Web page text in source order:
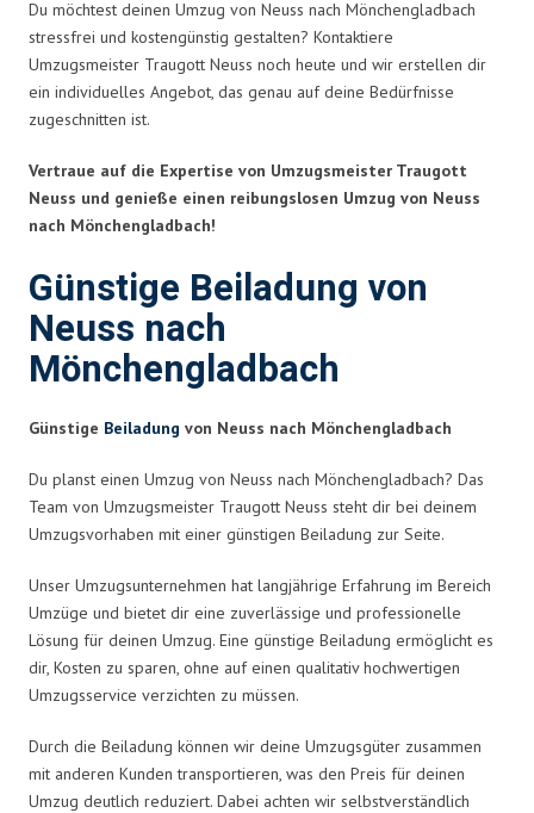
Du möchtest deinen Umzug von Neuss nach Mönchengladbach
stressfrei und kostengünstig gestalten? Kontaktiere
Umzugsmeister Traugott Neuss noch heute und wir erstellen dir
ein individuelles Angebot, das genau auf deine Bedürfnisse
zugeschnitten ist.
Vertraue auf die Expertise von Umzugsmeister Traugott
Neuss und genieße einen reibungslosen Umzug von Neuss
nach Mönchengladbach!
Günstige Beiladung von
Neuss nach
Mönchengladbach
Günstige Beiladung von Neuss nach Mönchengladbach
Du planst einen Umzug von Neuss nach Mönchengladbach? Das
Team von Umzugsmeister Traugott Neuss steht dir bei deinem
Umzugsvorhaben mit einer günstigen Beiladung zur Seite.
Unser Umzugsunternehmen hat langjährige Erfahrung im Bereich
Umzüge und bietet dir eine zuverlässige und professionelle
Lösung für deinen Umzug. Eine günstige Beiladung ermöglicht es
dir, Kosten zu sparen, ohne auf einen qualitativ hochwertigen
Umzugsservice verzichten zu müssen.
Durch die Beiladung können wir deine Umzugsgüter zusammen
mit anderen Kunden transportieren, was den Preis für deinen
Umzug deutlich reduziert. Dabei achten wir selbstverständlich